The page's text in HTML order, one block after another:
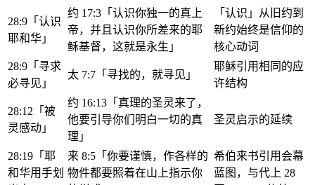
28:9「认识
耶和华」
约 17:3「认识你独一的真上
帝，并且认识你所差来的耶
稣基督，这就是永生」
「认识」从旧约到
新约始终是信仰的
核心动词
28:9「寻求
必寻见」
太 7:7「寻找的，就寻见」
耶稣引用相同的应
许结构
28:12「被
灵感动」
约 16:13「真理的圣灵来了，
他要引导你们明白一切的真
理」
圣灵启示的延续
28:19「耶
和华用手划
来 8:5「你要谨慎，作各样的
物件都要照着在山上指示你
希伯来书引用会幕
蓝图，与代上 28